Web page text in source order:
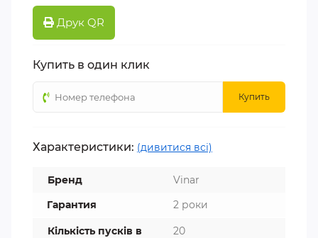
Друк QR
Купить в один клик
Купить
Характеристики: (дивитися всі)
Бренд
Vinar
Гарантия
2 роки
Кількість пусків в
20